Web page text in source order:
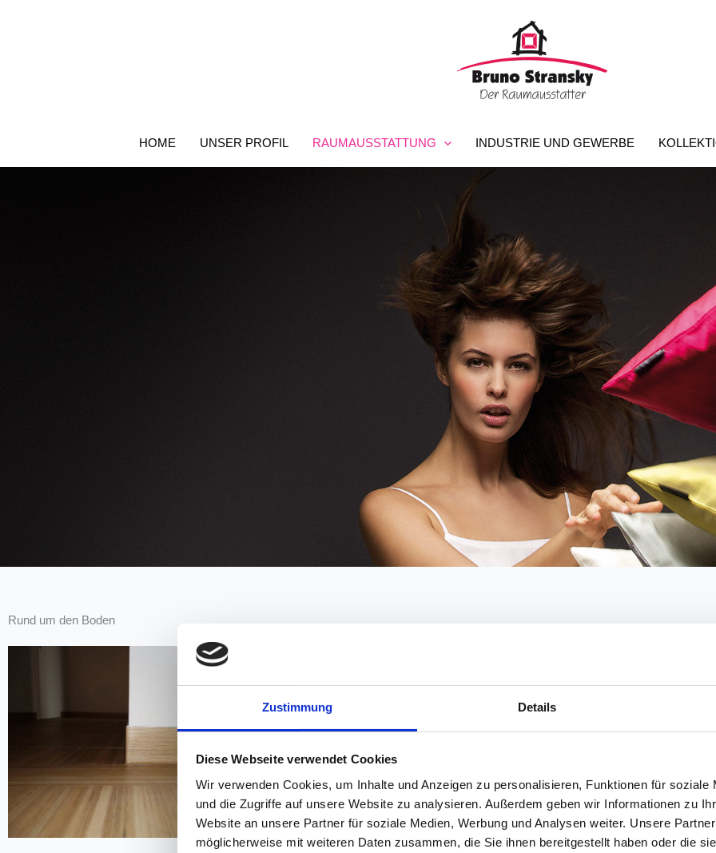
Zustimmung Details
Diese Webseite verwendet Cookies
Wir verwenden Cookies, um Inhalte und Anzeigen zu personalisieren, Funktionen für soziale
und die Zugriffe auf unsere Website zu analysieren. Außerdem geben wir Informationen zu
Website an unsere Partner für soziale Medien, Werbung und Analysen weiter. Unsere
möglicherweise mit weiteren Daten zusammen, die Sie ihnen bereitgestellt haben oder die
HOME UNSER PROFIL RAUMAUSSTATTUNG INDUSTRIE UND GEWERBE
Rund um den Boden